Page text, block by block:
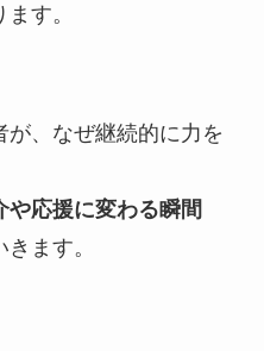
す。
、なぜ継続的に力を
や応援に変わる瞬間
ます。